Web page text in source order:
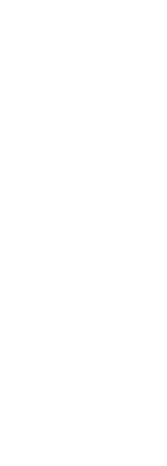
て
ッジを付与しています
安心・安全なユーザーです
引を完了させた実績があります
での取引実績があります
ます